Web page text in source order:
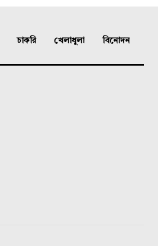
চাকরি খেলাধুলা বিনোদন